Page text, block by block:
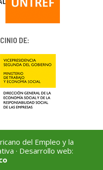
DE:
del Empleo y la
· Desarrollo web: